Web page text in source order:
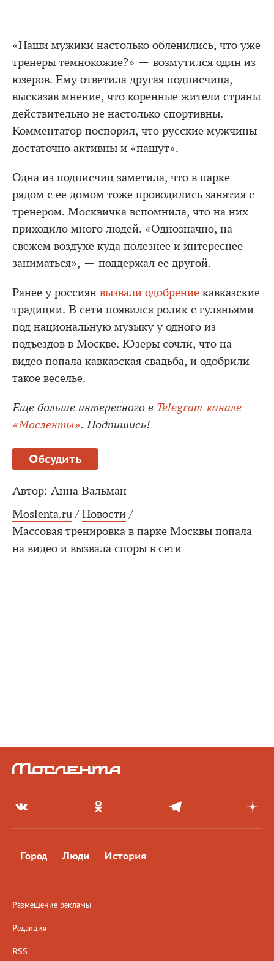
«Наши мужики настолько обленились, что уже
тренеры темнокожие?» — возмутился один из
юзеров. Ему ответила другая подписчица,
высказав мнение, что коренные жители страны
действительно не настолько спортивны.
Комментатор поспорил, что русские мужчины
достаточно активны и «пашут».
Одна из подписчиц заметила, что в парке
рядом с ее домом тоже проводились занятия с
тренером. Москвичка вспомнила, что на них
приходило много людей. «Однозначно, на
свежем воздухе куда полезнее и интереснее
заниматься», — поддержал ее другой.
Ранее у россиян вызвали одобрение кавказские
традиции. В сети появился ролик с гуляньями
под национальную музыку у одного из
подъездов в Москве. Юзеры сочли, что на
видео попала кавказская свадьба, и одобрили
такое веселье.
Еще больше интересного в Telegram-канале
«Мосленты». Подпишись!
Обсудить
Автор: Анна Вальман
Moslenta.ru / Новости /
Массовая тренировка в парке Москвы попала
на видео и вызвала споры в сети
Город Люди История
Размещение рекламы
Редакция
RSS